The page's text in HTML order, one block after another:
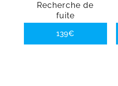
Recherche de
fuite
139€